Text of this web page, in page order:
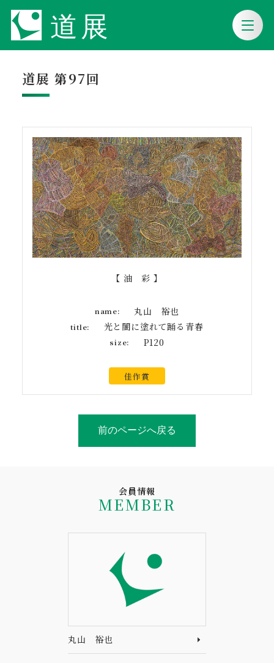
道展 第97回
【 油 彩 】
name: 丸山 裕也
title: 光と闇に塗れて踊る青春
size: P120
佳作賞
前のページへ戻る
会員情報
MEMBER
丸山 裕也